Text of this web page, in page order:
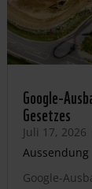
Google-
Gesetzes
Juli 17, 2026
Aussendung
Google-